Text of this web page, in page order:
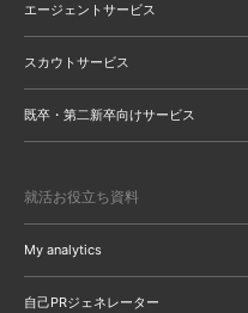
エージェントサービス
スカウトサービス
既卒・第二新卒向けサービス
就活お役立ち資料
My analytics
自己PRジェネレーター